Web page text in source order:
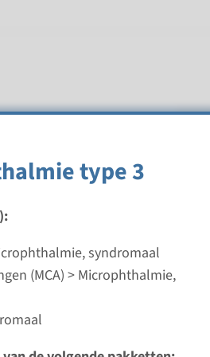
type 3
syndromaal
(MCA) > Microphthalmie,
weken